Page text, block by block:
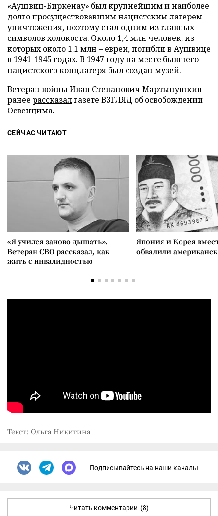
«Аушвиц-Биркенау» был крупнейшим и наиболее
долго просуществовавшим нацистским лагерем
уничтожения, поэтому стал одним из главных
символов холокоста. Около 1,4 млн человек, из
которых около 1,1 млн – евреи, погибли в Аушвице
в 1941-1945 годах. В 1947 году на месте бывшего
нацистского концлагеря был создан музей.
Ветеран войны Иван Степанович Мартынушкин
ранее рассказалгазете ВЗГЛЯД об освобождении
Освенцима.
СЕЙЧАС ЧИТАЮТ
«Я учился заново дышать».
Ветеран СВО рассказал, как
жить с инвалидностью
Япония и Корея
обвалили
Текст: Ольга Никитина
Подписывайтесь на наши каналы
Читать комментарии (8)